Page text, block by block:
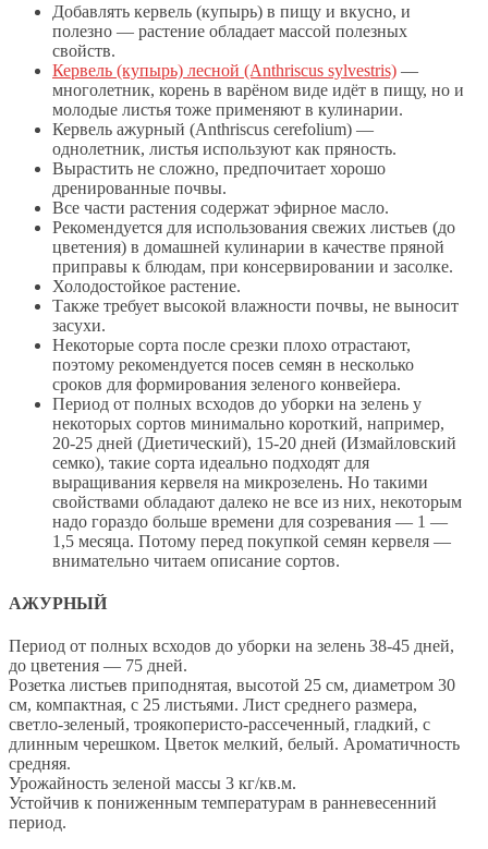
Добавлять кервель (купырь) в пищу и вкусно, и
полезно — растение обладает массой полезных
свойств.
Кервель (купырь) лесной (Anthriscus sylvestris) —
многолетник, корень в варёном виде идёт в пищу, но и
молодые листья тоже применяют в кулинарии.
Кервель ажурный (Anthriscus cerefolium) —
однолетник, листья используют как пряность.
Вырастить не сложно, предпочитает хорошо
дренированные почвы.
Все части растения содержат эфирное масло.
Рекомендуется для использования свежих листьев (до
цветения) в домашней кулинарии в качестве пряной
приправы к блюдам, при консервировании и засолке.
Холодостойкое растение.
Также требует высокой влажности почвы, не выносит
засухи.
Некоторые сорта после срезки плохо отрастают,
поэтому рекомендуется посев семян в несколько
сроков для формирования зеленого конвейера.
Период от полных всходов до уборки на зелень у
некоторых сортов минимально короткий, например,
20-25 дней (Диетический), 15-20 дней (Измайловский
семко), такие сорта идеально подходят для
выращивания кервеля на микрозелень. Но такими
свойствами обладают далеко не все из них, некоторым
надо гораздо больше времени для созревания — 1 —
1,5 месяца. Потому перед покупкой семян кервеля —
внимательно читаем описание сортов.
АЖУРНЫЙ
Период от полных всходов до уборки на зелень 38-45 дней,
до цветения — 75 дней.
Розетка листьев приподнятая, высотой 25 см, диаметром 30
см, компактная, с 25 листьями. Лист среднего размера,
светло-зеленый, троякоперисто-рассеченный, гладкий, с
длинным черешком. Цветок мелкий, белый. Ароматичность
средняя.
Урожайность зеленой массы 3 кг/кв.м.
Устойчив к пониженным температурам в ранневесенний
период.